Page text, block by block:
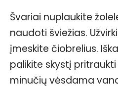
Švariai nuplaukite
naudoti šviežias.
įmeskite čiobrelius.
palikite skystį pritraukti
minučių vėsdama